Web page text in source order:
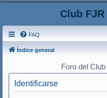
Club FJR
FAQ
Índice general
Foro del
Identificarse